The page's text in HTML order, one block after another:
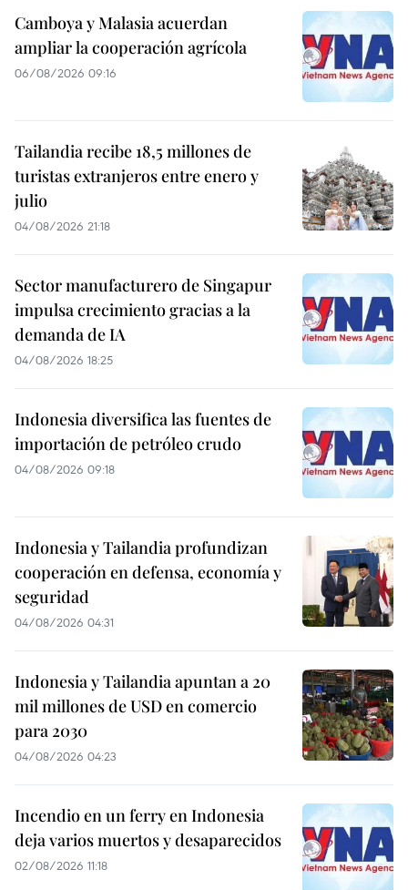
Camboya y Malasia acuerdan
ampliar la cooperación agrícola
06/08/2026 09:16
Tailandia recibe 18,5 millones de
turistas extranjeros entre enero y
julio
04/08/2026 21:18
Sector manufacturero de Singapur
impulsa crecimiento gracias a la
demanda de IA
04/08/2026 18:25
Indonesia diversifica las fuentes de
importación de petróleo crudo
04/08/2026 09:18
Indonesia y Tailandia profundizan
cooperación en defensa, economía y
seguridad
04/08/2026 04:31
Indonesia y Tailandia apuntan a 20
mil millones de USD en comercio
para 2030
04/08/2026 04:23
Incendio en un ferry en Indonesia
deja varios muertos y desaparecidos
02/08/2026 11:18